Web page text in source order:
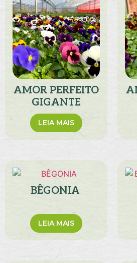
AMOR PERFEITO
GIGANTE
LEIA MAIS
BÊGONIA
LEIA MAIS